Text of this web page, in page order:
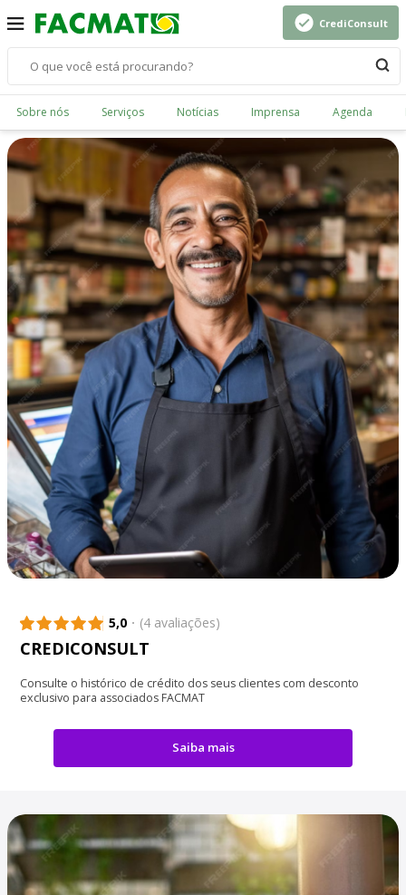
CrediConsult
Sobre nós Serviços Notícias Imprensa Agenda
5,0 (4 avaliações)
CREDICONSULT
Consulte o histórico de crédito dos seus clientes com desconto
exclusivo para associados FACMAT
Saiba mais